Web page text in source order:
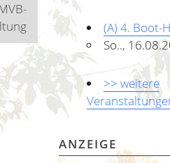
(A) 4. Boot-
So..,
>> weitere
ANZEIGE